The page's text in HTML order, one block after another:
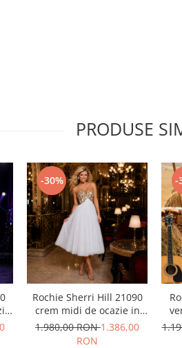
PRODUSE
-30%
Rochie Sherri Hill 21090
crem midi de ocazie in
clos din tulle
1.980,00 RON1.386,00
RON
-